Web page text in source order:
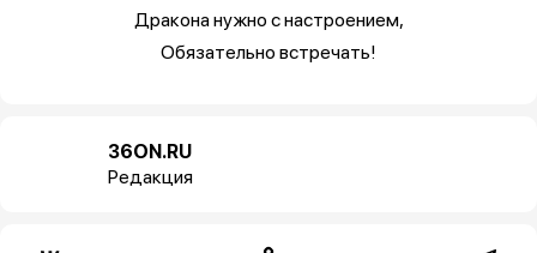
Дракона нужно с настроением,
Обязательно встречать!
36ON.RU
Редакция